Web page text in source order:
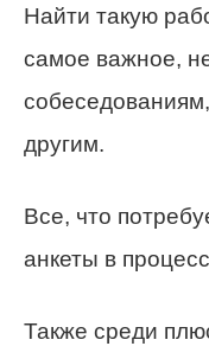
Найти такую
самое важное,
другим.
Все, что
анкеты в
Также среди